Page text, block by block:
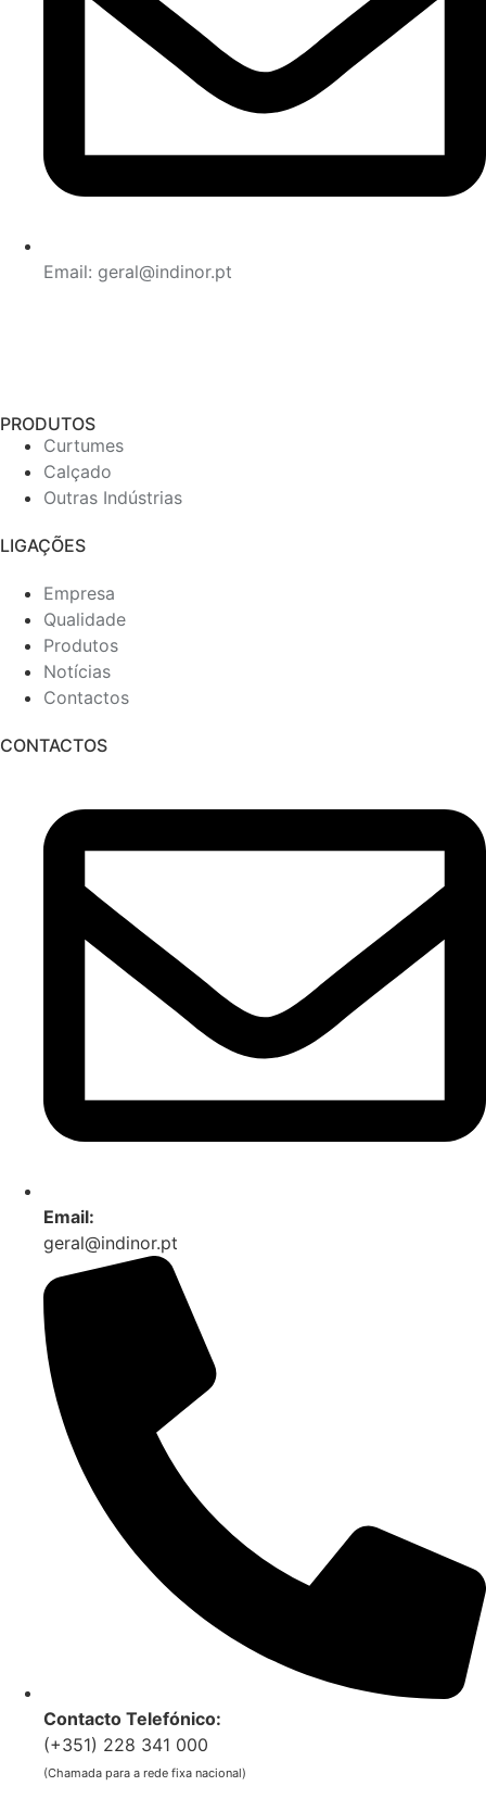
Email: geral@indinor.pt
PRODUTOS
Curtumes
Calçado
Outras Indústrias
LIGAÇÕES
Empresa
Qualidade
Produtos
Notícias
Contactos
CONTACTOS
Email:
geral@indinor.pt
Contacto Telefónico:
(+351) 228 341 000
(Chamada para a rede fixa nacional)